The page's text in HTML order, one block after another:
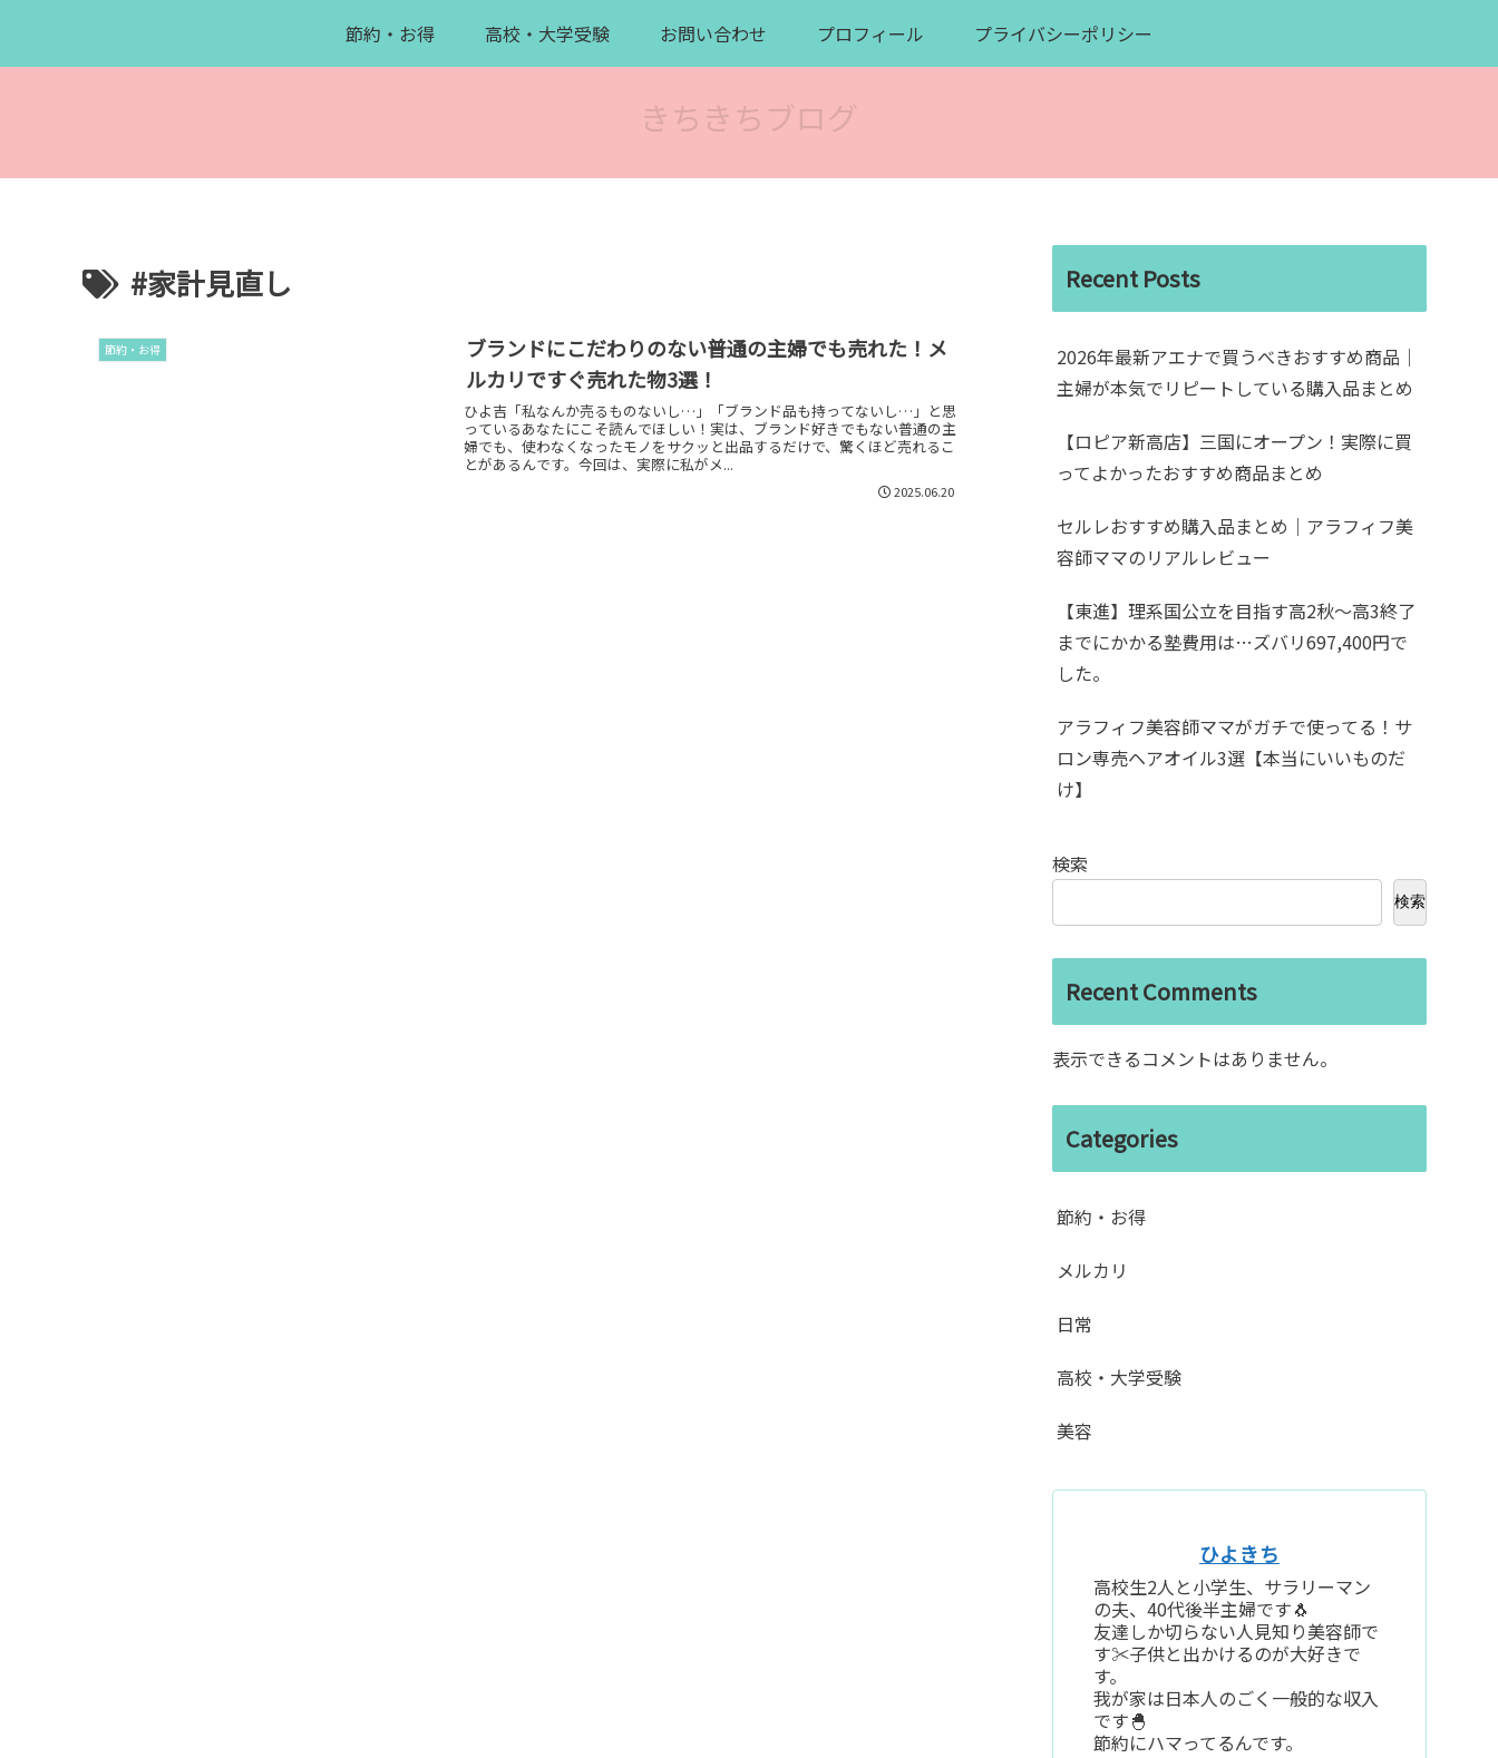
きちきちブログ
節約・お得 高校・大学受験 お問い合わせ プロフィール プライバシーポリシー
#家計見直し
節約・お得
ブランドにこだわりのない普通の主婦でも売れた！メ
ルカリですぐ売れた物3選！
ひよ吉「私なんか売るものないし…」「ブランド品も持ってないし…」と思
っているあなたにこそ読んでほしい！実は、ブランド好きでもない普通の主
婦でも、使わなくなったモノをサクッと出品するだけで、驚くほど売れるこ
とがあるんです。今回は、実際に私がメ...
2025.06.20
Recent Posts
2026年最新アエナで買うべきおすすめ商品｜
主婦が本気でリピートしている購入品まとめ
【ロピア新高店】三国にオープン！実際に買
ってよかったおすすめ商品まとめ
セルレおすすめ購入品まとめ｜アラフィフ美
容師ママのリアルレビュー
【東進】理系国公立を目指す高2秋〜高3終了
までにかかる塾費用は…ズバリ697,400円で
した。
アラフィフ美容師ママがガチで使ってる！サ
ロン専売ヘアオイル3選【本当にいいものだ
け】
検索
検索
Recent Comments
表示できるコメントはありません。
Categories
節約・お得
メルカリ
日常
高校・大学受験
美容
ひよきち
高校生2人と小学生、サラリーマン
の夫、40代後半主婦です🐧
友達しか切らない人見知り美容師で
す✂️子供と出かけるのが大好きで
す。
我が家は日本人のごく一般的な収入
です🐣
節約にハマってるんです。